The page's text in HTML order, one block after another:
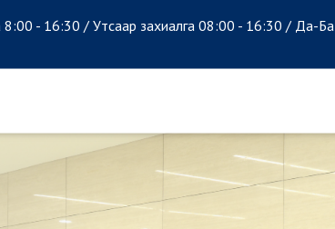
8:00 - 16:30 / Утсаар захиалга 08:00 - 16:30 / Да-Ба